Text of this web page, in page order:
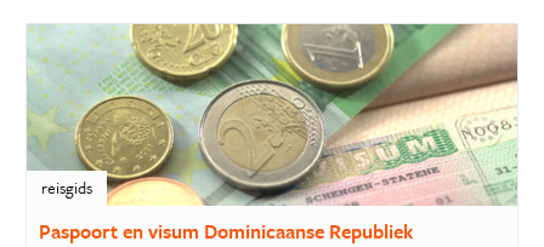
reisgids
Paspoort en visum Dominicaanse Republiek